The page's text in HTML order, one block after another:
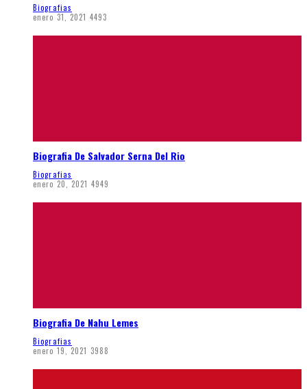
Biografias
enero 31, 2021 4493
Biografia De Salvador Serna Del Rio
Biografias
enero 20, 2021 4949
Biografia De Nahu Lemes
Biografias
enero 19, 2021 3988